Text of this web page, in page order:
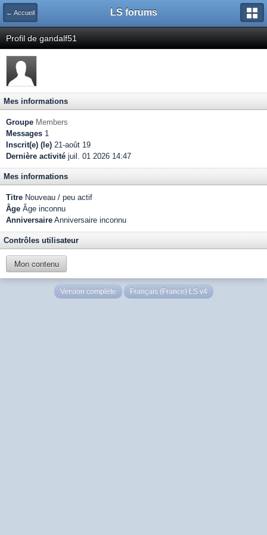
← Accueil LS forums
Profil de gandalf51
Mes informations
Groupe Members
Messages 1
Inscrit(e) (le) 21-août 19
Dernière activité juil. 01 2026 14:47
Mes informations
Titre Nouveau / peu actif
Âge Âge inconnu
Anniversaire Anniversaire inconnu
Contrôles utilisateur
Mon contenu
Version complète Français (France) LS v4